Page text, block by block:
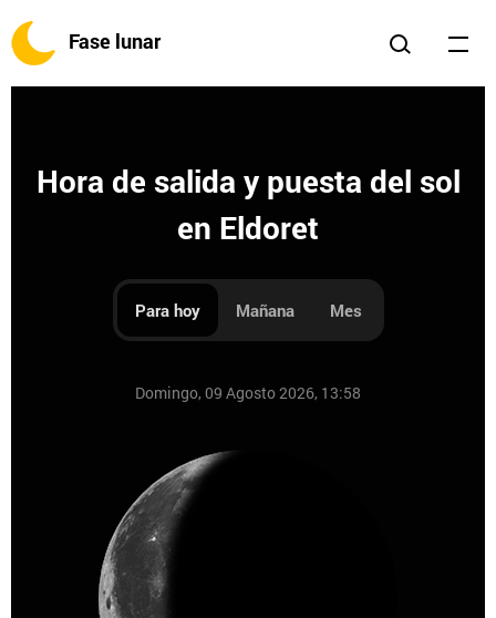
Fase lunar
Hora de salida y puesta del sol
en Eldoret
Para hoy Mañana Mes
Domingo, 09 Agosto 2026, 13:58